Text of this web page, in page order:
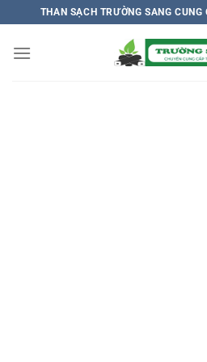
Chuyển
đến
nội
THAN SẠCH TRƯỜNG SANG